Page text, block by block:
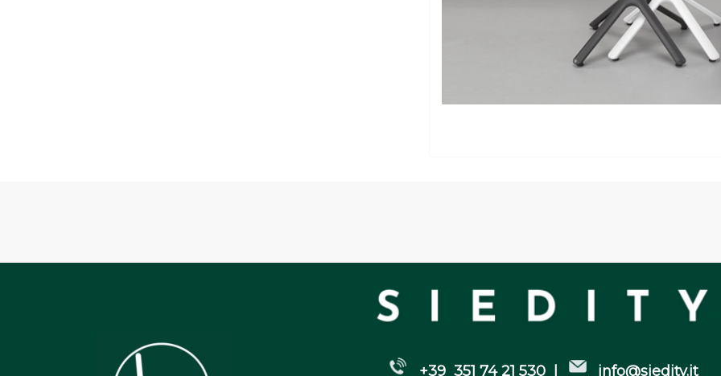
+39 351 74 21 530 | info@siedity.it